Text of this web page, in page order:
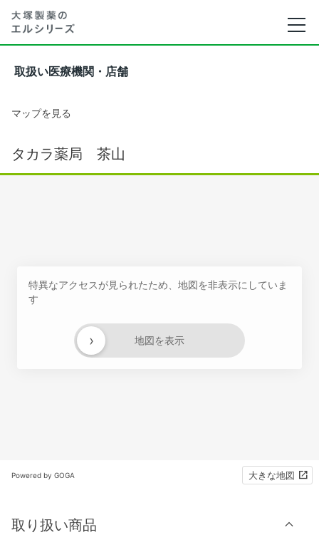
取扱い医療機関・店舗
マップを見る
タカラ薬局 茶山
特異なアクセスが見られたため、地図を非表示にしていま
す
地図を表示
›
Powered by GOGA 大きな地図
取り扱い商品